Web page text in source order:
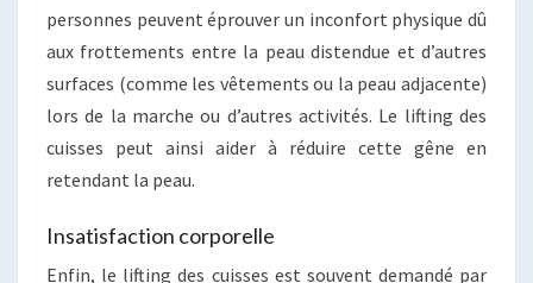
personnes peuvent éprouver un inconfort physique dû
aux frottements entre la peau distendue et d’autres
surfaces (comme les vêtements ou la peau adjacente)
lors de la marche ou d’autres activités. Le lifting des
cuisses peut ainsi aider à réduire cette gêne en
retendant la peau.
Insatisfaction corporelle
Enfin, le lifting des cuisses est souvent demandé par